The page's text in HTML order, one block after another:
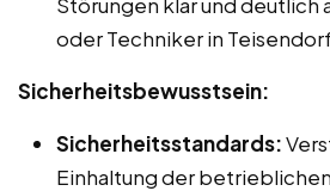
oder Techniker in
Sicherheitsbewusstsein:
Sicherheitsstandards:
Einhaltung der betrieblichen